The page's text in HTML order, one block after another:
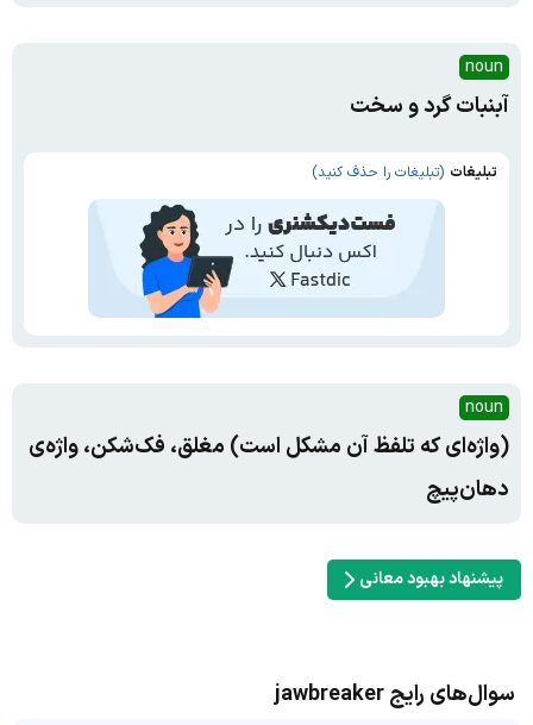
noun
آبنبات گرد و سخت
تبلیغات (تبلیغات را حذف کنید)
noun
(واژه‌ای که تلفظ آن مشکل است) مغلق، فک‌شکن، واژه‌ی
دهان‌پیچ
پیشنهاد بهبود معانی
سوال‌های رایج jawbreaker